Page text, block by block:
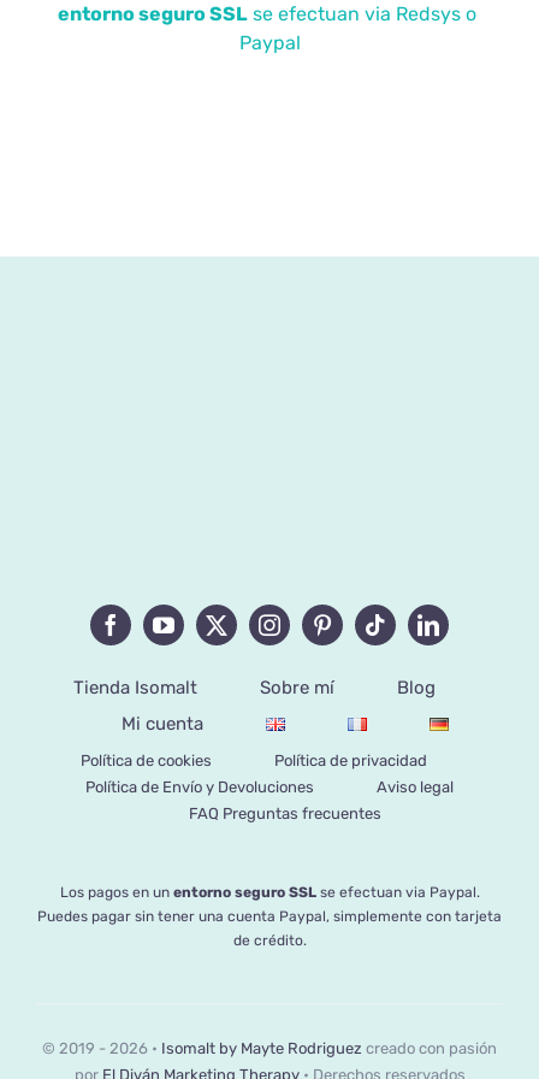
entorno seguro SSL se efectuan via Redsys o
Paypal
Tienda Isomalt Sobre mí
Blog
Mi cuenta
Política de cookies
Política de privacidad
Política de Envío y Devoluciones
Aviso legal
FAQ Preguntas frecuentes
Los pagos en un entorno seguro SSLse efectuan via Paypal.
Puedes pagar sin tener una cuenta Paypal, simplemente con tarjeta
de crédito.
© 2019 - 2026 • Isomalt by Mayte Rodriguez creado con pasión
por El Diván Marketing Therapy• Derechos reservados